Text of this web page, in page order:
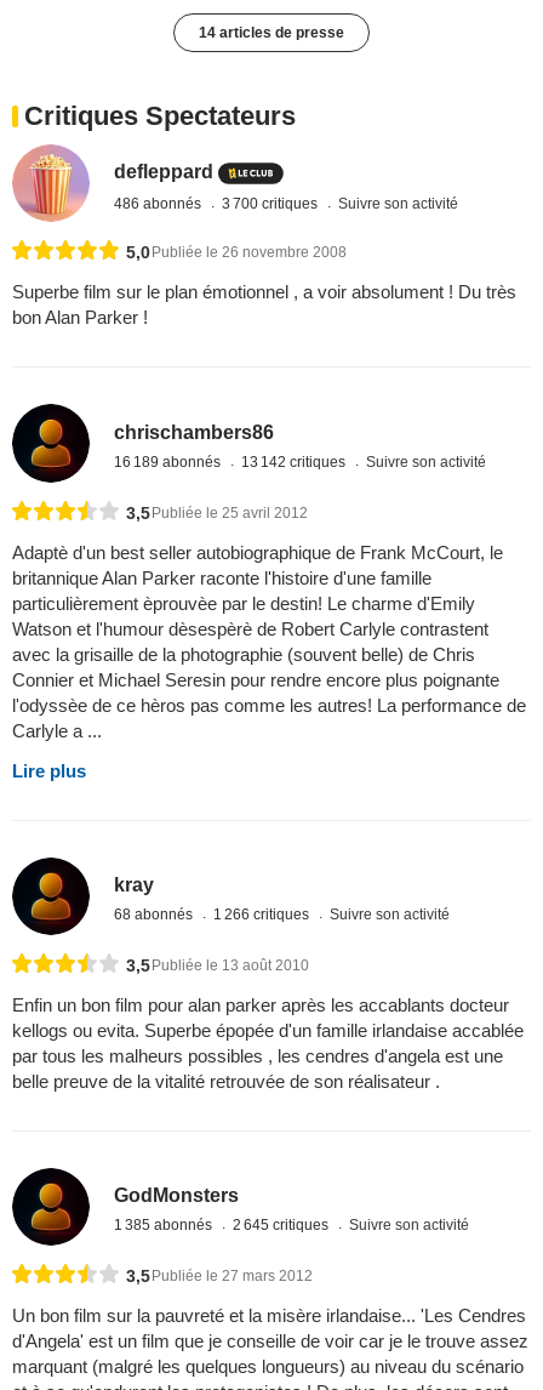
14 articles de presse
Critiques Spectateurs
defleppard
486 abonnés 3 700 critiques Suivre son activité
5,0 Publiée le 26 novembre 2008
Superbe film sur le plan émotionnel , a voir absolument ! Du très
bon Alan Parker !
chrischambers86
16 189 abonnés 13 142 critiques Suivre son activité
3,5Publiée le 25 avril 2012
Adaptè d'un best seller autobiographique de Frank McCourt, le
britannique Alan Parker raconte l'histoire d'une famille
particulièrement èprouvèe par le destin! Le charme d'Emily
Watson et l'humour dèsespèrè de Robert Carlyle contrastent
avec la grisaille de la photographie (souvent belle) de Chris
Connier et Michael Seresin pour rendre encore plus poignante
l'odyssèe de ce hèros pas comme les autres! La performance de
Carlyle a ...
Lire plus
kray
68 abonnés 1 266 critiques Suivre son activité
3,5Publiée le 13 août 2010
Enfin un bon film pour alan parker après les accablants docteur
kellogs ou evita. Superbe épopée d'un famille irlandaise accablée
par tous les malheurs possibles , les cendres d'angela est une
belle preuve de la vitalité retrouvée de son réalisateur .
GodMonsters
1 385 abonnés 2 645 critiques Suivre son activité
3,5 Publiée le 27 mars 2012
Un bon film sur la pauvreté et la misère irlandaise... 'Les Cendres
d'Angela' est un film que je conseille de voir car je le trouve assez
marquant (malgré les quelques longueurs) au niveau du scénario